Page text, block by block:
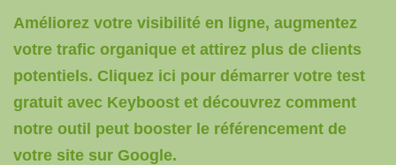
Améliorez votre visibilité en ligne, augmentez
votre trafic organique et attirez plus de clients
potentiels. Cliquez ici pour démarrer votre test
gratuit avec Keyboost et découvrez comment
notre outil peut booster le référencement de
votre site sur Google.